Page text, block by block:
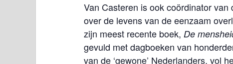
Van Casteren is ook coördinator
over de levens van de eenzaam
zijn meest recente boek, De
gevuld met dagboeken van
van de ‘gewone’ Nederlanders, vol